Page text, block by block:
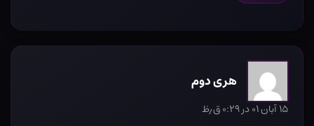
هری دوم
۱۵ آبان ۰۱ در ۰:۲۹ ق٫ظ